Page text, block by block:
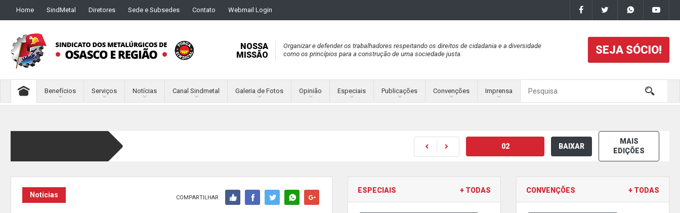
Home SindMetal Diretores Sede e Subsedes Contato Webmail Login
NOSSA
MISSÃO
Organizar e defender os trabalhadores respeitando os direitos de cidadania e a diversidade
como os princípios para a construção de uma sociedade justa.
SEJA SÓCIO!
Benefícios Serviços Notícias Canal Sindmetal Galeria de Fotos Opinião Especiais Publicações Convenções Imprensa
02 BAIXAR
MAIS
EDIÇÕES
Notícias COMPARTILHAR
ESPECIAIS + TODAS CONVENÇÕES + TODAS